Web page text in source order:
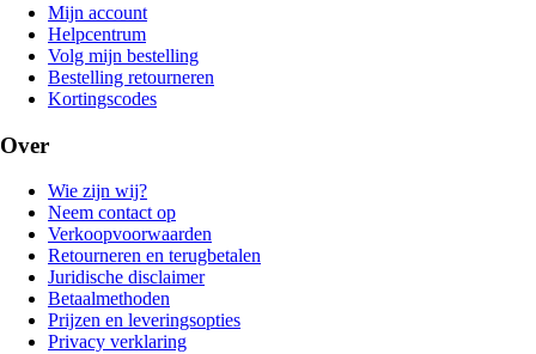
Mijn account
Helpcentrum
Volg mijn bestelling
Bestelling retourneren
Kortingscodes
Over
Wie zijn wij?
Neem contact op
Verkoopvoorwaarden
Retourneren en terugbetalen
Juridische disclaimer
Betaalmethoden
Prijzen en leveringsopties
Privacy verklaring